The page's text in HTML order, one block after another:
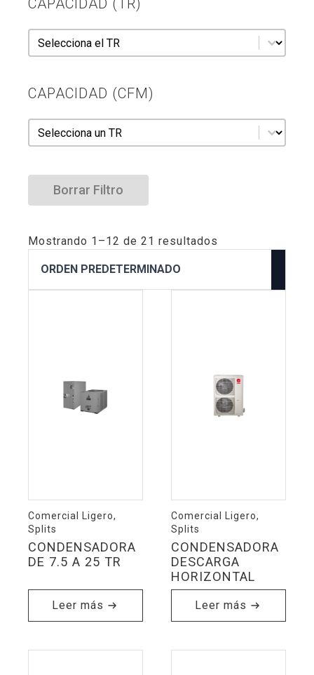
Mostrando 1–12 de 21 resultados
Comercial Ligero,
Splits
CONDENSADORA
DE 7.5 A 25 TR
Leer más
Comercial Ligero,
Splits
CONDENSADORA
DESCARGA
HORIZONTAL
Leer más
CAPACIDAD (TR)
Capacidad (TR)
Capacidad (TR)
CAPACIDAD (CFM)
Capacidad (CFM)
Capacidad (CFM)
Borrar Filtro